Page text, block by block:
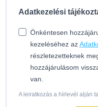
Adatkezelési
Önkéntesen
kezeléséhez az
részletezetteknek
hozzájárulásom
van.
A leiratkozás a hírlevél alján